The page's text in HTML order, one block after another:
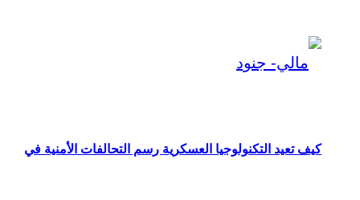
كيف تعيد التكنولوجيا العسكرية رسم التحالفات الأمنية في